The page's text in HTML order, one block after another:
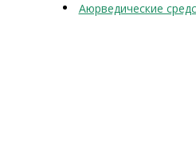
Аюрведические